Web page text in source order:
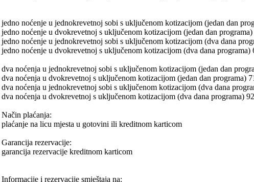
jedno noćenje u jednokrevetnoj sobi s uključenom kotizacijom (jedan dan
jedno noćenje u dvokrevetnoj s uključenom kotizacijom (jedan dan
jedno noćenje u jednokrevetnoj sobi s uključenom kotizacijom (dva dana
jedno noćenje u dvokrevetnoj s uključenom kotizacijom (dva dana programa)
dva noćenja u jednokrevetnoj sobi s uključenom kotizacijom (jedan dan
dva noćenja u dvokrevetnoj s uključenom kotizacijom (jedan dan programa)
dva noćenja u jednokrevetnoj sobi s uključenom kotizacijom (dva dana
dva noćenja u dvokrevetnoj s uključenom kotizacijom (dva dana programa)
Način plaćanja:
plaćanje na licu mjesta u gotovini ili kreditnom karticom
Garancija rezervacije:
garancija rezervacije kreditnom karticom
Informacije i rezervacije smještaja na: